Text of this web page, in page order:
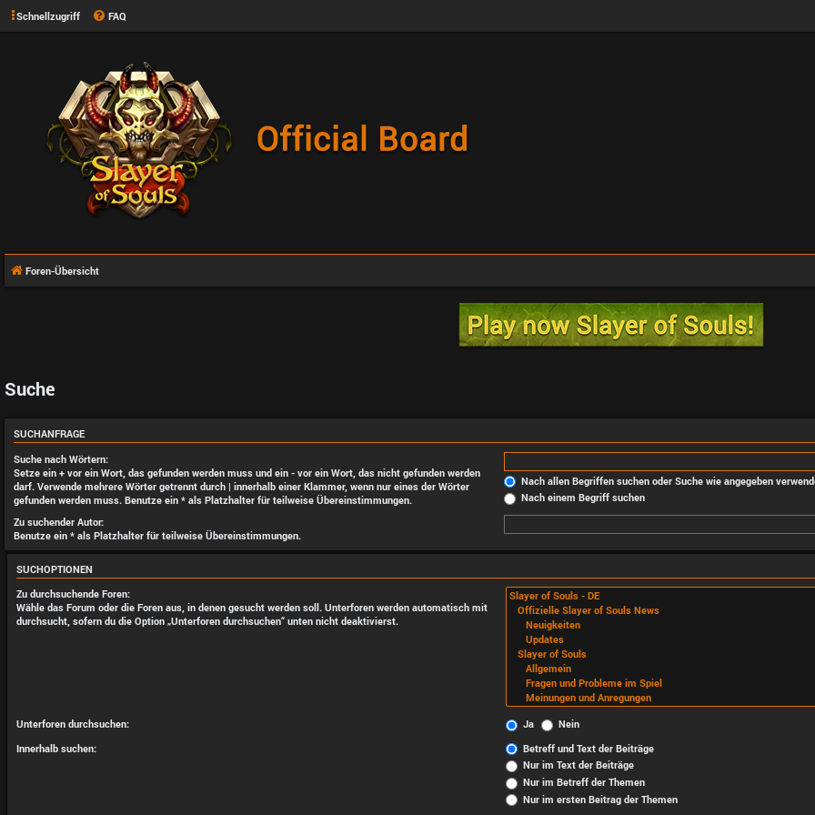
Schnellzugriff FAQ
Foren-Übersicht
Suche
SUCHANFRAGE
Suche nach Wörtern:
Setze ein + vor ein Wort, das gefunden werden muss und ein - vor ein Wort, das nicht gefunden werden
darf. Verwende mehrere Wörter getrennt durch | innerhalb einer Klammer, wenn nur eines der Wörter
gefunden werden muss. Benutze ein * als Platzhalter für teilweise Übereinstimmungen.
Nach allen Begriffen suchen oder Suche wie angegeben
Nach einem Begriff suchen
Zu suchender Autor:
Benutze ein * als Platzhalter für teilweise Übereinstimmungen.
SUCHOPTIONEN
Zu durchsuchende Foren:
Wähle das Forum oder die Foren aus, in denen gesucht werden soll. Unterforen werden automatisch mit
durchsucht, sofern du die Option „Unterforen durchsuchen“ unten nicht deaktivierst.
Unterforen durchsuchen: Ja
Nein
Innerhalb suchen:
Betreff und Text der Beiträge
Nur im Text der Beiträge
Nur im Betreff der Themen
Nur im ersten Beitrag der Themen